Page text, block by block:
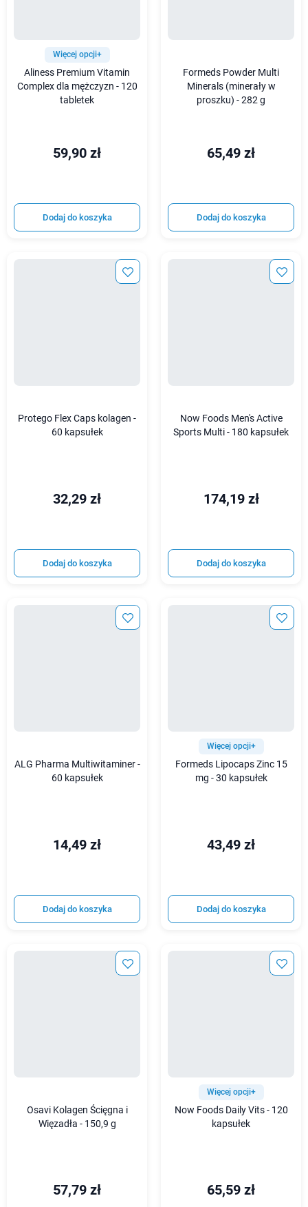
Więcej opcji+
Aliness Premium Vitamin
Complex dla mężczyzn - 120
tabletek
59,90 zł
Dodaj do koszyka
Formeds Powder Multi
Minerals (minerały w
proszku) - 282 g
65,49 zł
Dodaj do koszyka
Protego Flex Caps kolagen -
60 kapsułek
32,29 zł
Dodaj do koszyka
Now Foods Men's Active
Sports Multi - 180 kapsułek
174,19 zł
Dodaj do koszyka
ALG Pharma Multiwitaminer -
60 kapsułek
14,49 zł
Dodaj do koszyka
Więcej opcji+
Formeds Lipocaps Zinc 15
mg - 30 kapsułek
43,49 zł
Dodaj do koszyka
Osavi Kolagen Ścięgna i
Więzadła - 150,9 g
57,79 zł
Więcej opcji+
Now Foods Daily Vits - 120
kapsułek
65,59 zł